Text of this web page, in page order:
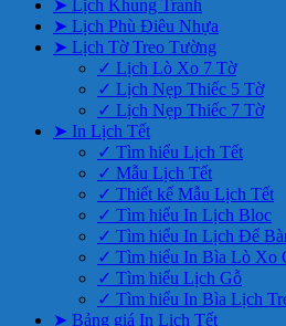
➤ Lịch Khung Tranh
➤ Lịch Phù Điêu Nhựa
➤ Lịch Tờ Treo Tường
✓ Lịch Lò Xo 7 Tờ
✓ Lịch Nẹp Thiếc 5 Tờ
✓ Lịch Nẹp Thiếc 7 Tờ
➤ In Lịch Tết
✓ Tìm hiểu Lịch Tết
✓ Mẫu Lịch Tết
✓ Thiết kế Mẫu Lịch Tết
✓ Tìm hiểu In Lịch Bloc
✓ Tìm hiểu In Lịch Để
✓ Tìm hiểu In Bìa Lò Xo
✓ Tìm hiểu Lịch Gỗ
✓ Tìm hiểu In Bìa Lịch
➤ Bảng giá In Lịch Tết